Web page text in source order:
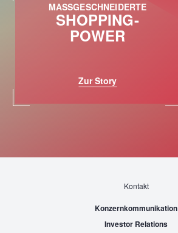
MASSGESCHNEIDERTE
SHOPPING-
POWER
Zur Story
Kontakt
Konzernkommunikation
Investor Relations